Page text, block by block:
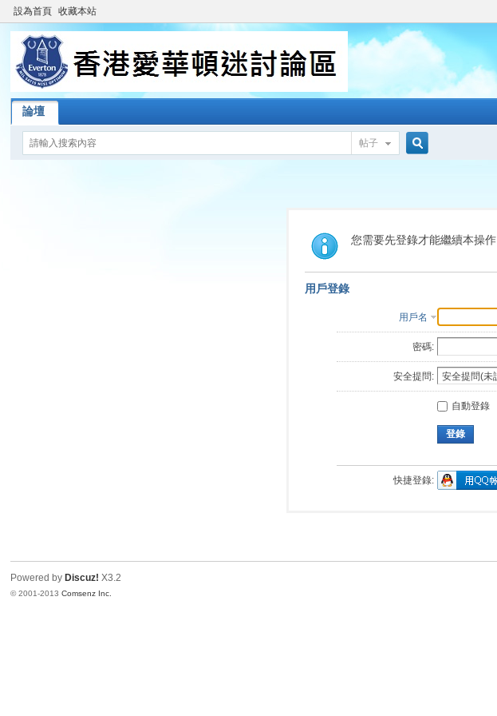
設為首頁 收藏本站
論壇
帖子
索
您需要先登錄才能繼續本操作
用戶登錄
用戶名
密碼:
安全提問:
自動登錄
登錄
快捷登錄:
Powered by Discuz! X3.2
© 2001-2013Comsenz Inc.